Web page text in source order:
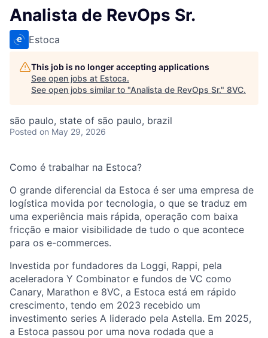
Analista de RevOps Sr.
Estoca
This job is no longer accepting applications
See open jobs at Estoca.
See open jobs similar to "Analista de RevOps Sr." 8VC.
são paulo, state of são paulo, brazil
Posted on May 29, 2026
Como é trabalhar na Estoca?
O grande diferencial da Estoca é ser uma empresa de
logística movida por tecnologia, o que se traduz em
uma experiência mais rápida, operação com baixa
fricção e maior visibilidade de tudo o que acontece
para os e-commerces.
Investida por fundadores da Loggi, Rappi, pela
aceleradora Y Combinator e fundos de VC como
Canary, Marathon e 8VC, a Estoca está em rápido
crescimento, tendo em 2023 recebido um
investimento series A liderado pela Astella. Em 2025,
a Estoca passou por uma nova rodada que a